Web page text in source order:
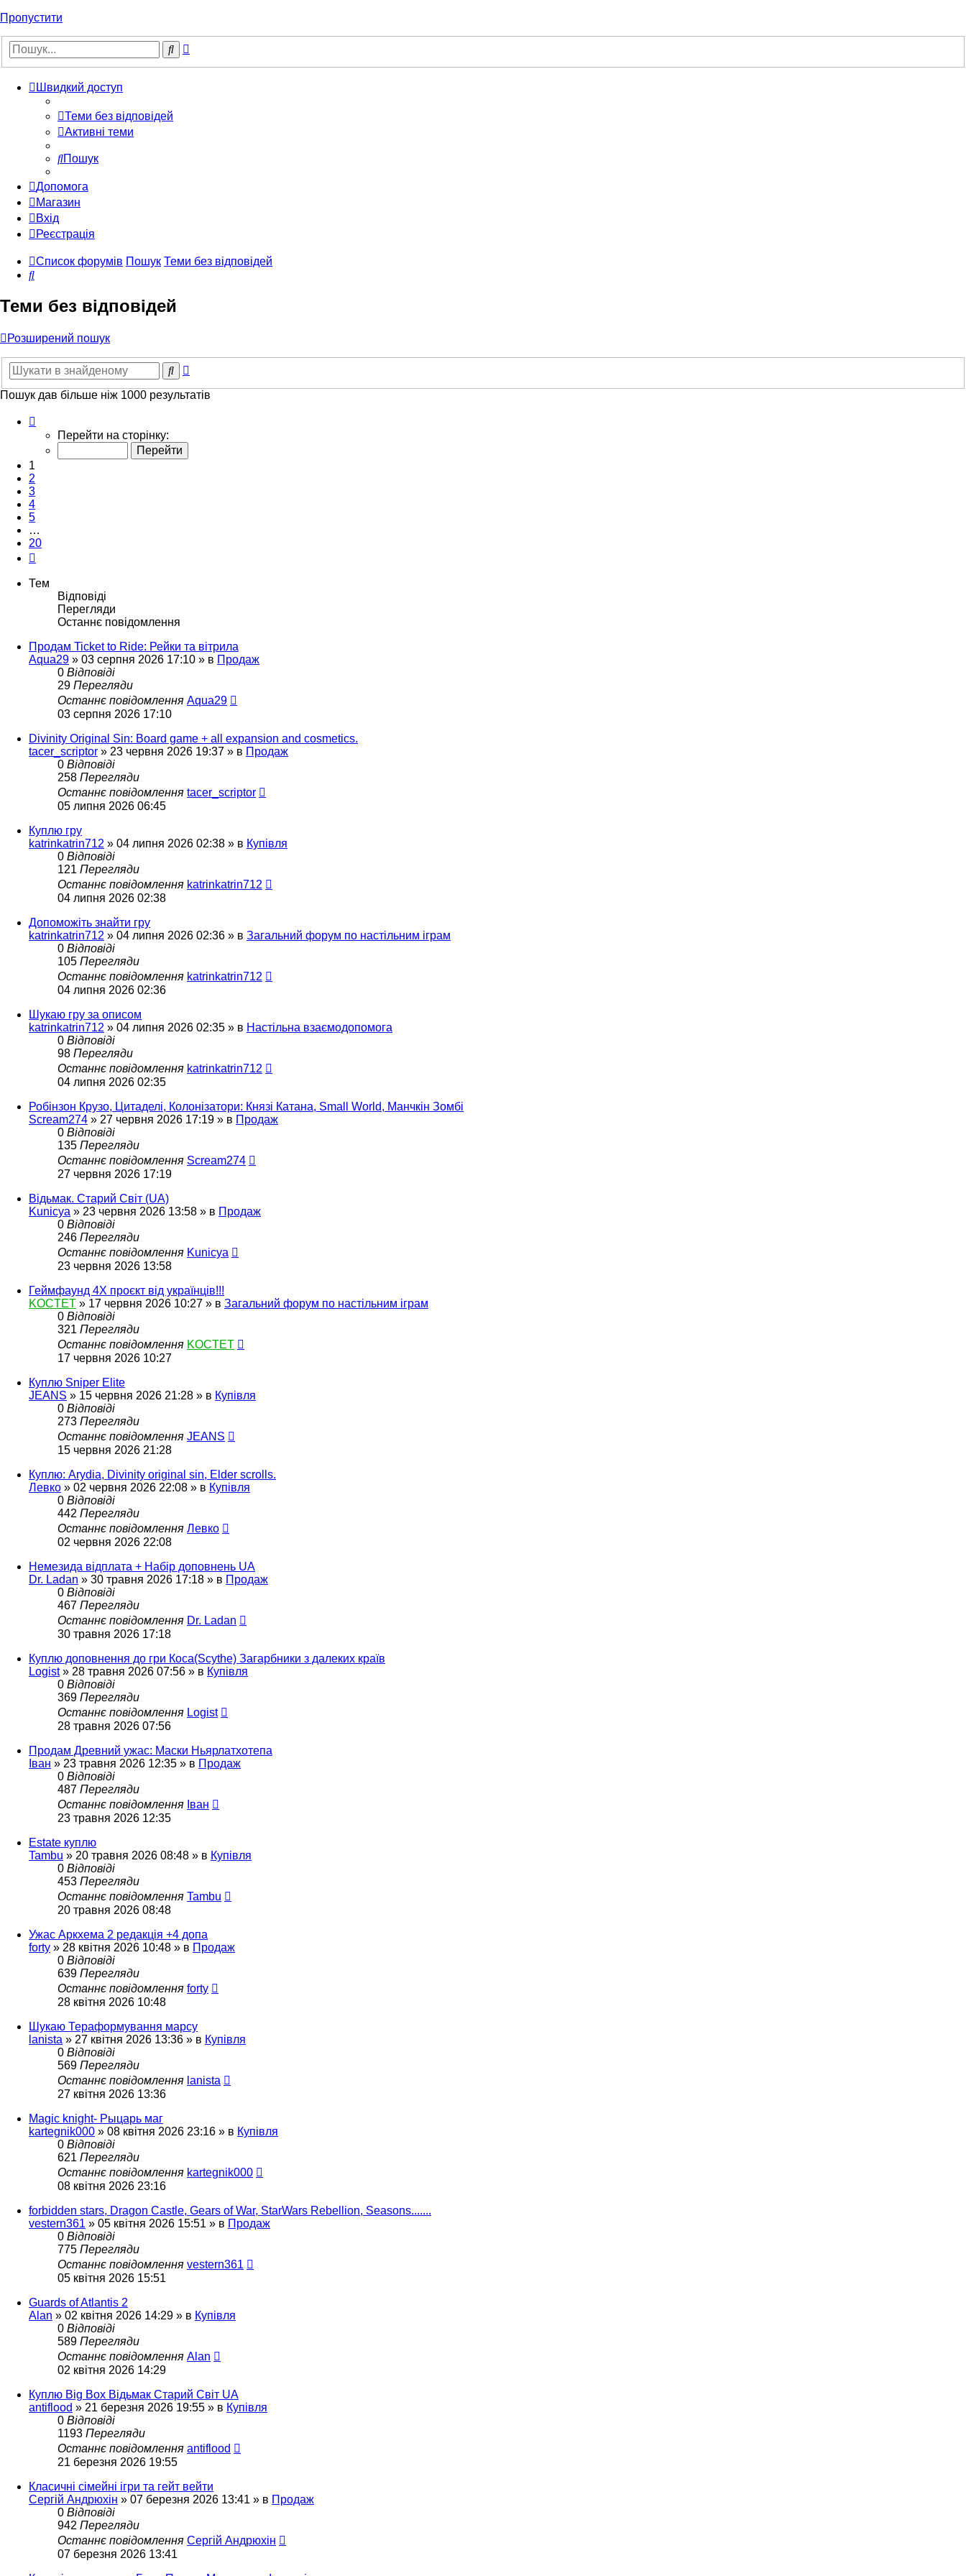
Пропустити
Пошук
Швидкий доступ
Теми без відповідей
Активні теми
Пошук
Допомога
Магазин
Вхід
Реєстрація
Список форумів Пошук Теми без відповідей
Пошук
Теми без відповідей
Розширений пошук
Пошук
Пошук дав більше ніж 1000 результатів
20
Перейти на сторінку:
1
2
3
4
5
…
20
Тем
Відповіді
Перегляди
Останнє повідомлення
Продам Ticket to Ride: Рейки та вітрила
Aqua29 » 03 серпня 2026 17:10 » в Продаж
0 Відповіді
29 Перегляди
Останнє повідомлення Aqua29
03 серпня 2026 17:10
Divinity Original Sin: Board game + all expansion and cosmetics.
tacer_scriptor » 23 червня 2026 19:37 » в Продаж
0 Відповіді
258 Перегляди
Останнє повідомлення tacer_scriptor
05 липня 2026 06:45
Куплю гру
katrinkatrin712 » 04 липня 2026 02:38 » в Купівля
0 Відповіді
121 Перегляди
Останнє повідомлення katrinkatrin712
04 липня 2026 02:38
Допоможіть знайти гру
katrinkatrin712 » 04 липня 2026 02:36 » в Загальний форум по настільним іграм
0 Відповіді
105 Перегляди
Останнє повідомлення katrinkatrin712
04 липня 2026 02:36
Шукаю гру за описом
katrinkatrin712 » 04 липня 2026 02:35 » в Настільна взаємодопомога
0 Відповіді
98 Перегляди
Останнє повідомлення katrinkatrin712
04 липня 2026 02:35
Робінзон Крузо, Цитаделі, Колонізатори: Князі Катана, Small World, Манчкін Зомбі
Scream274 » 27 червня 2026 17:19 » в Продаж
0 Відповіді
135 Перегляди
Останнє повідомлення Scream274
27 червня 2026 17:19
Відьмак. Старий Світ (UA)
Kunicya » 23 червня 2026 13:58 » в Продаж
0 Відповіді
246 Перегляди
Останнє повідомлення Kunicya
23 червня 2026 13:58
Геймфаунд 4Х проєкт від українців!!!
KOCTET » 17 червня 2026 10:27 » в Загальний форум по настільним іграм
0 Відповіді
321 Перегляди
Останнє повідомлення KOCTET
17 червня 2026 10:27
Куплю Sniper Elite
JEANS » 15 червня 2026 21:28 » в Купівля
0 Відповіді
273 Перегляди
Останнє повідомлення JEANS
15 червня 2026 21:28
Куплю: Arydia, Divinity original sin, Elder scrolls.
Левко » 02 червня 2026 22:08 » в Купівля
0 Відповіді
442 Перегляди
Останнє повідомлення Левко
02 червня 2026 22:08
Немезида відплата + Набір доповнень UA
Dr. Ladan » 30 травня 2026 17:18 » в Продаж
0 Відповіді
467 Перегляди
Останнє повідомлення Dr. Ladan
30 травня 2026 17:18
Куплю доповнення до гри Коса(Scythe) Загарбники з далеких країв
Logist» 28 травня 2026 07:56 » в Купівля
0 Відповіді
369 Перегляди
Останнє повідомлення Logist
28 травня 2026 07:56
Продам Древний ужас: Маски Ньярлатхотепа
Іван » 23 травня 2026 12:35 » в Продаж
0 Відповіді
487 Перегляди
Останнє повідомлення Іван
23 травня 2026 12:35
Estate куплю
Tambu » 20 травня 2026 08:48 » в Купівля
0 Відповіді
453 Перегляди
Останнє повідомлення Tambu
20 травня 2026 08:48
Ужас Аркхема 2 редакція +4 допа
forty » 28 квітня 2026 10:48 » в Продаж
0 Відповіді
639 Перегляди
Останнє повідомлення forty
28 квітня 2026 10:48
Шукаю Тераформування марсу
lanista » 27 квітня 2026 13:36 » в Купівля
0 Відповіді
569 Перегляди
Останнє повідомлення lanista
27 квітня 2026 13:36
Magic knight- Рыцарь маг
kartegnik000 » 08 квітня 2026 23:16 » в Купівля
0 Відповіді
621 Перегляди
Останнє повідомлення kartegnik000
08 квітня 2026 23:16
forbidden stars, Dragon Castle, Gears of War, StarWars Rebellion, Seasons.......
vestern361 » 05 квітня 2026 15:51 » в Продаж
0 Відповіді
775 Перегляди
Останнє повідомлення vestern361
05 квітня 2026 15:51
Guards of Atlantis 2
Alan » 02 квітня 2026 14:29 » в Купівля
0 Відповіді
589 Перегляди
Останнє повідомлення Alan
02 квітня 2026 14:29
Куплю Big Box Відьмак Старий Світ UA
antiflood » 21 березня 2026 19:55 » в Купівля
0 Відповіді
1193 Перегляди
Останнє повідомлення antiflood
21 березня 2026 19:55
Класичні сімейні ігри та гейт вейти
Сергій Андрюхін » 07 березня 2026 13:41 » в Продаж
0 Відповіді
942 Перегляди
Останнє повідомлення Сергій Андрюхін
07 березня 2026 13:41